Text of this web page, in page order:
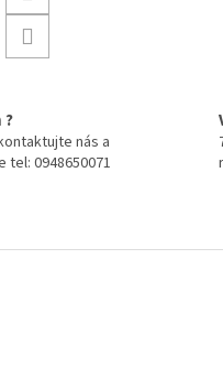
nás a
tel: 0948650071